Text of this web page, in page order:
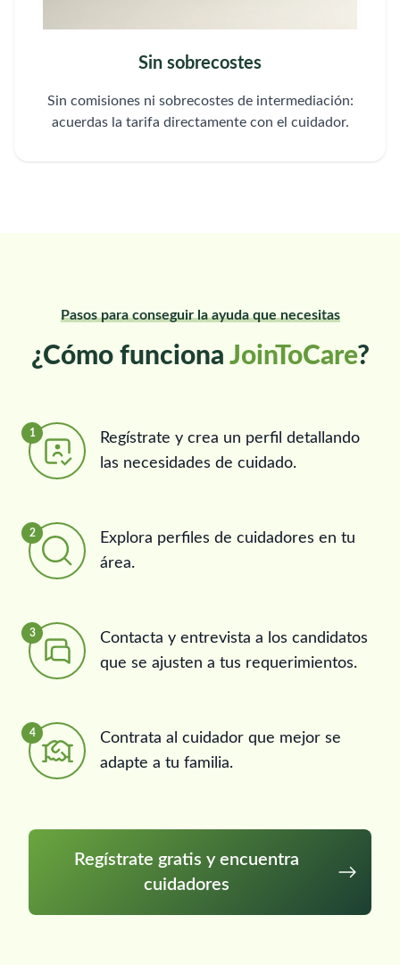
Sin sobrecostes
Sin comisiones ni sobrecostes de intermediación:
acuerdas la tarifa directamente con el cuidador.
Pasos para conseguir la ayuda que necesitas
¿Cómo funciona JoinToCare?
1
Regístrate y crea un perfil detallando
las necesidades de cuidado.
2
Explora perfiles de cuidadores en tu
área.
3
Contacta y entrevista a los candidatos
que se ajusten a tus requerimientos.
4
Contrata al cuidador que mejor se
adapte a tu familia.
Regístrate gratis y encuentra
cuidadores